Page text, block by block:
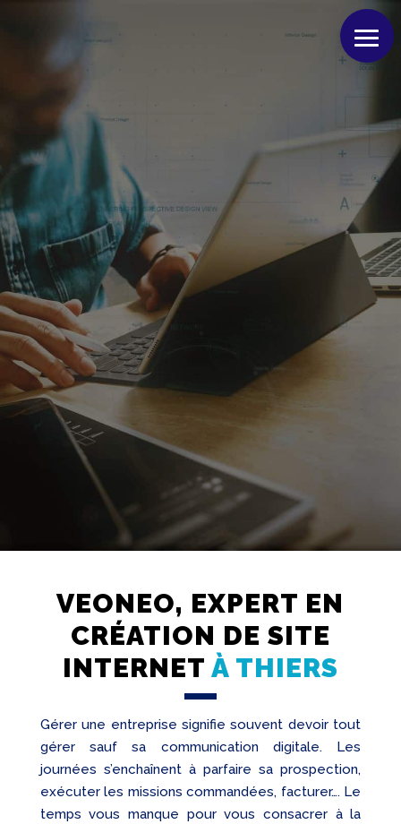
Création
Web
Referencement
Audit
VEONEO, EXPERT EN
CRÉATION DE SITE
INTERNET À THIERS
Gérer une entreprise signifie souvent devoir tout
gérer sauf sa communication digitale. Les
journées s’enchaînent à parfaire sa prospection,
exécuter les missions commandées, facturer…. Le
temps vous manque pour vous consacrer à la